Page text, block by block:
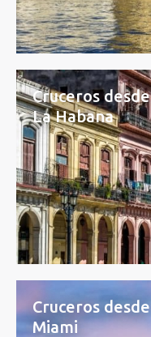
Cruceros desde
La Habana
Cruceros desde
Miami